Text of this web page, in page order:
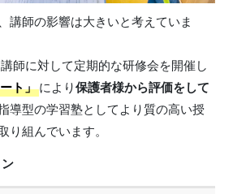
講師の影響は大きいと考えていま
師に対して定期的な研修会を開催し
ト」により保護者様から評価をして
導型の学習塾としてより質の高い授
り組んでいます。